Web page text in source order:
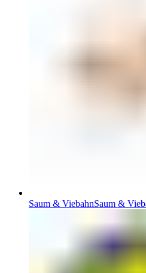
Saum & ViebahnSaum &